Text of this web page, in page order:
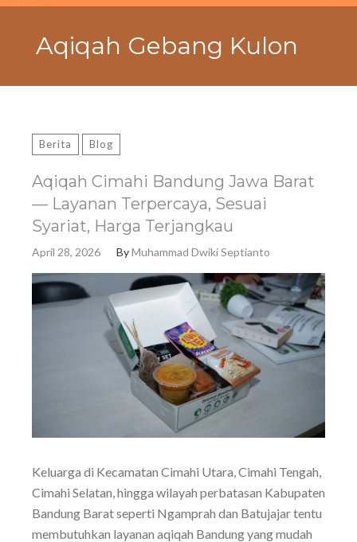
Search
Aqiqah Gebang Kulon
Berita Blog
Aqiqah Cimahi Bandung Jawa Barat
— Layanan Terpercaya, Sesuai
Syariat, Harga Terjangkau
April 28, 2026 ByMuhammad Dwiki Septianto
Keluarga di Kecamatan Cimahi Utara, Cimahi Tengah,
Cimahi Selatan, hingga wilayah perbatasan Kabupaten
Bandung Barat seperti Ngamprah dan Batujajar tentu
membutuhkan layanan aqiqah Bandung yang mudah